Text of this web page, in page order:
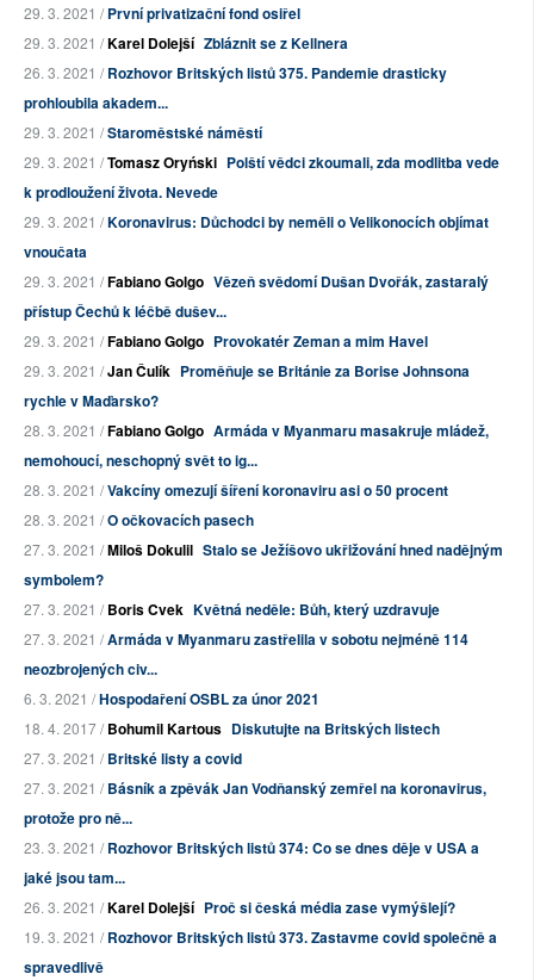
29. 3. 2021 /První privatizační fond osiřel
29. 3. 2021 /Karel Dolejší Zbláznit se z Kellnera
26. 3. 2021 /Rozhovor Britských listů 375. Pandemie drasticky
prohloubila akadem...
29. 3. 2021 /Staroměstské náměstí
29. 3. 2021 /Tomasz Oryński Polští vědci zkoumali, zda modlitba vede
k prodloužení života. Nevede
29. 3. 2021 /Koronavirus: Důchodci by neměli o Velikonocích objímat
vnoučata
29. 3. 2021 /Fabiano Golgo Vězeň svědomí Dušan Dvořák, zastaralý
přístup Čechů k léčbě dušev...
29. 3. 2021 /Fabiano Golgo Provokatér Zeman a mim Havel
29. 3. 2021 /Jan Čulík Proměňuje se Británie za Borise Johnsona
rychle v Maďarsko?
28. 3. 2021 /Fabiano Golgo Armáda v Myanmaru masakruje mládež,
nemohoucí, neschopný svět to ig...
28. 3. 2021 /Vakcíny omezují šíření koronaviru asi o 50 procent
28. 3. 2021 /O očkovacích pasech
27. 3. 2021 /Miloš Dokulil Stalo se Ježíšovo ukřižování hned nadějným
symbolem?
27. 3. 2021 /Boris Cvek Květná neděle: Bůh, který uzdravuje
27. 3. 2021 /Armáda v Myanmaru zastřelila v sobotu nejméně 114
neozbrojených civ...
6. 3. 2021 /Hospodaření OSBL za únor 2021
18. 4. 2017 /Bohumil Kartous Diskutujte na Britských listech
27. 3. 2021 /Britské listy a covid
27. 3. 2021 /Básník a zpěvák Jan Vodňanský zemřel na koronavirus,
protože pro ně...
23. 3. 2021 /Rozhovor Britských listů 374: Co se dnes děje v USA a
jaké jsou tam...
26. 3. 2021 /Karel Dolejší Proč si česká média zase vymýšlejí?
19. 3. 2021 /Rozhovor Britských listů 373. Zastavme covid společně a
spravedlivě